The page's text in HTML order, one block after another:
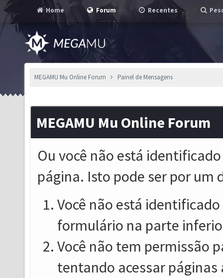
Home Forum Recentes
MEGAMU Mu Online Forum Painel de Mensagens
MEGAMU Mu Online Forum
Ou você não está
página. Isto pode ser por um
Você não está
formulário na parte
Você não tem permissão
tentando acessar